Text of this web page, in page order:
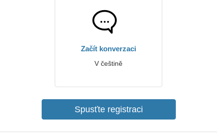
Začít konverzaci
V češtině
Spusťte registraci